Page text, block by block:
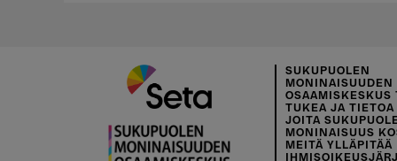
SUKUPUOLEN
MONINAISUUDEN
OSAAMISKESKUS
TUKEA JA
JOITA
MONINAISUUS
MEITÄ YLLÄPITÄÄ